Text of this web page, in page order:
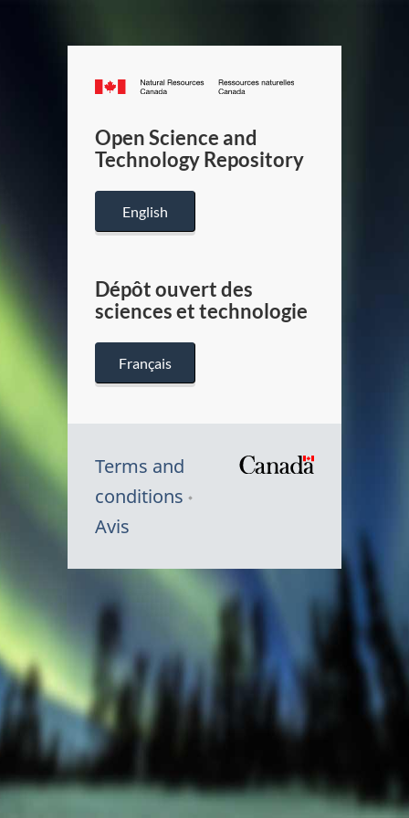
Canada.ca
/
Canada
Open Science and
Technology Repository
English
Dépôt ouvert des
sciences et technologie
Français
Terms and
conditions
Avis
Canada